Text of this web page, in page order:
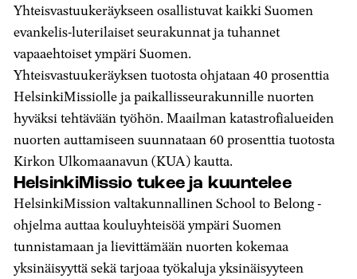
Yhteisvastuukeräykseen osallistuvat kaikki Suomen
evankelis-luterilaiset seurakunnat ja tuhannet
vapaaehtoiset ympäri Suomen.
Yhteisvastuukeräyksen tuotosta ohjataan 40 prosenttia
HelsinkiMissiolle ja paikallisseurakunnille nuorten
hyväksi tehtävään työhön. Maailman katastrofialueiden
nuorten auttamiseen suunnataan 60 prosenttia tuotosta
Kirkon Ulkomaanavun (KUA) kautta.
HelsinkiMissio tukee ja kuuntelee
HelsinkiMission valtakunnallinen School to Belong -
ohjelma auttaa kouluyhteisöä ympäri Suomen
tunnistamaan ja lievittämään nuorten kokemaa
yksinäisyyttä sekä tarjoaa työkaluja yksinäisyyteen